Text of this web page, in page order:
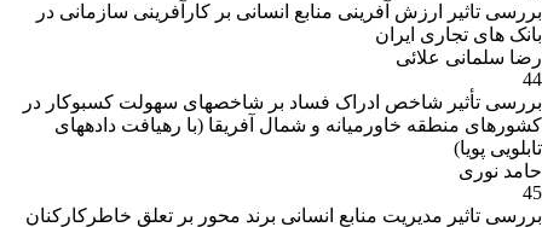
بررسی تاثیر ارزش آفرینی منابع انسانی بر کارآفرینی سازمانی در
بانک های تجاری ایران
رضا سلمانی علائی
44
بررسی تأثیر شاخص ادراک فساد بر شاخصهای سهولت کسبوکار در
کشورهای منطقه خاورمیانه و شمال آفریقا (با رهیافت دادههای
تابلویی پویا)
حامد نوری
45
بررسی تاثیر مدیریت منابع انسانی برند محور بر تعلق خاطرکارکنان